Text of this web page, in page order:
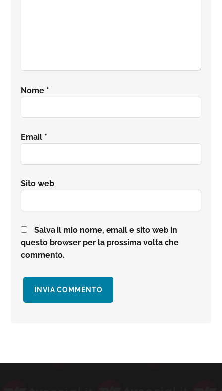
Nome *
Email *
Sito web
Salva il mio nome, email e sito web in
questo browser per la prossima volta che
commento.